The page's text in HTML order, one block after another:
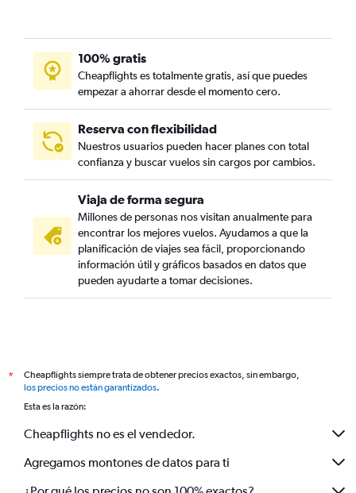
100% gratis
Cheapflights es totalmente gratis, así que puedes
empezar a ahorrar desde el momento cero.
Reserva con flexibilidad
Nuestros usuarios pueden hacer planes con total
confianza y buscar vuelos sin cargos por cambios.
Viaja de forma segura
Millones de personas nos visitan anualmente para
encontrar los mejores vuelos. Ayudamos a que la
planificación de viajes sea fácil, proporcionando
información útil y gráficos basados en datos que
pueden ayudarte a tomar decisiones.
*
Cheapflights siempre trata de obtener precios exactos, sin embargo,
los precios no están garantizados.
Esta es la razón:
Cheapflights no es el vendedor.
Agregamos montones de datos para ti